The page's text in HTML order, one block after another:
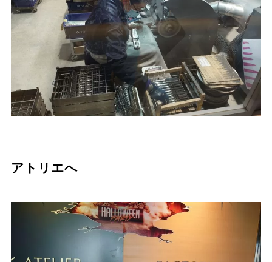
アトリエへ